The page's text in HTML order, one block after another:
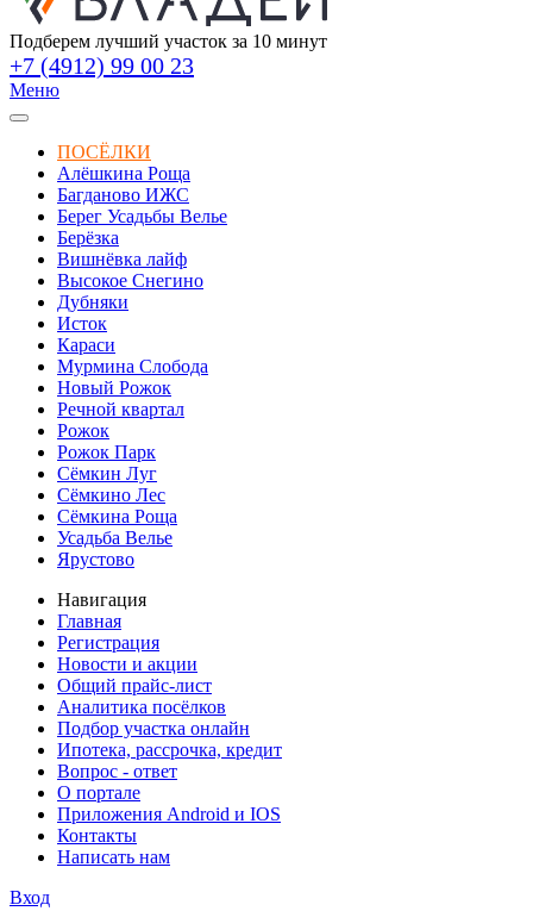
Подберем лучший участок за 10 минут
+7 (4912) 99 00 23
Меню
ПОСЁЛКИ
Алёшкина Роща
Багданово ИЖС
Берег Усадьбы Велье
Берёзка
Вишнёвка лайф
Высокое Снегино
Дубняки
Исток
Караси
Мурмина Слобода
Новый Рожок
Речной квартал
Рожок
Рожок Парк
Сёмкин Луг
Сёмкино Лес
Сёмкина Роща
Усадьба Велье
Ярустово
Навигация
Главная
Регистрация
Новости и акции
Общий прайс-лист
Аналитика посёлков
Подбор участка онлайн
Ипотека, рассрочка, кредит
Вопрос - ответ
О портале
Приложения Android и IOS
Контакты
Написать нам
Вход